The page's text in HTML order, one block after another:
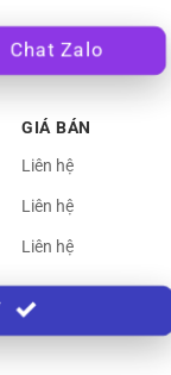
Chat Zalo
GIÁ BÁN
Liên hệ
Liên hệ
Liên hệ